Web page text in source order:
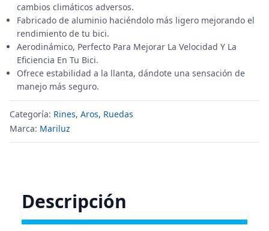
cambios climáticos adversos.
Fabricado de aluminio haciéndolo más ligero mejorando el
rendimiento de tu bici.
Aerodinámico, Perfecto Para Mejorar La Velocidad Y La
Eficiencia En Tu Bici.
Ofrece estabilidad a la llanta, dándote una sensación de
manejo más seguro.
Categoría: Rines, Aros, Ruedas
Marca: Mariluz
Descripción